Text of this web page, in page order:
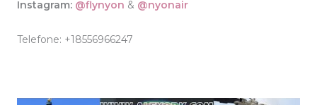
Instagram: @flynyon & @nyonair
Telefone: +18556966247